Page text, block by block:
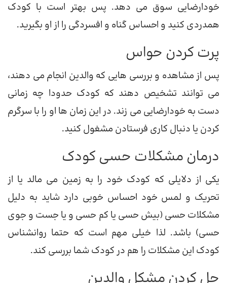
خودارضایی سوق می دهد. پس بهتر است با کودک
همدردی کنید و احساس گناه و افسردگی را از او بگیرید.
پرت کردن حواس
پس از مشاهده و بررسی هایی که والدین انجام می دهند،
می توانند تشخیص دهند که کودک حدودا چه زمانی
دست به خودارضایی می زند. در این زمان ها او را با سرگرم
کردن یا دنبال کاری فرستادن مشغول کنید.
درمان مشکلات حسی کودک
یکی از دلایلی که کودک خود را به زمین می مالد یا از
تحریک و لمس خود احساس خوبی دارد شاید به دلیل
مشکلات حسی (بیش حسی یا کم حسی و یا جست و جوی
حسی) باشد. لذا خیلی مهم است که حتما روانشناس
کودک این مشکلات را هم در کودک شما بررسی کند.
حل کردن مشکل والدین